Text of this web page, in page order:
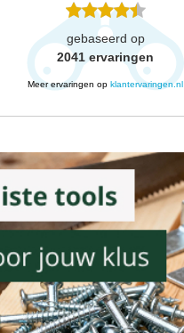
gebaseerd op
2041 ervaringen
Meer ervaringen op klantervaringen.nl